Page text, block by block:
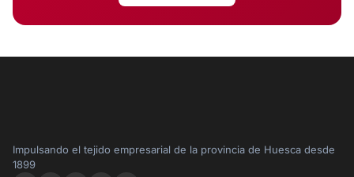
Impulsando el tejido empresarial de la provincia de Huesca desde
1899